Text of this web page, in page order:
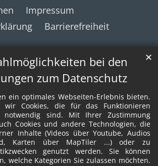
bei den
zum Datenschutz
ein optimales Webseiten-Erlebnis bieten.
wir Cookies, die für das Funktionieren
notwendig sind. Mit Ihrer Zustimmung
Cookies und andere Technologien, die
Inhalte (Videos über Youtube, Audios
Karten über MapTiler ...) oder zu
genutzt werden. Sie können
welche Kategorien Sie zulassen möchten.
✕
Impressum
Barrierefreiheit